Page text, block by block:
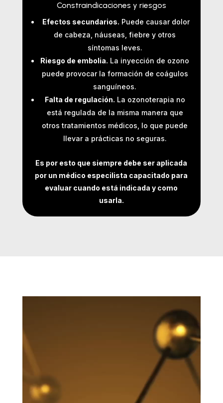
Constraindicaciones y riesgos
Efectos secundarios. Puede causar dolor
de cabeza, náuseas, fiebre y otros
síntomas leves.
Riesgo de embolia. La inyección de ozono
puede provocar la formación de coágulos
sanguíneos.
Falta de regulación. La ozonoterapia no
está regulada de la misma manera que
otros tratamientos médicos, lo que puede
llevar a prácticas no seguras.
Es por esto que siempre debe ser aplicada
por un médico especilista capacitado para
evaluar cuando está indicada y como
usarla.